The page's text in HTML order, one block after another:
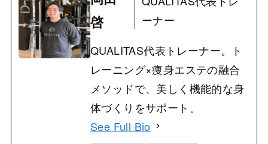
啓
ーナー
QUALITAS代表トレーナー。ト
レーニング×痩身エステの融合
メソッドで、美しく機能的な身
体づくりをサポート。
See Full Bio